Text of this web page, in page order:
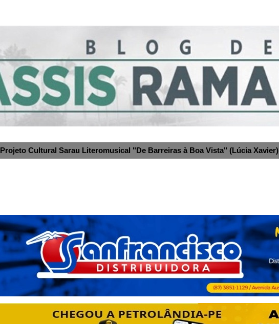
Projeto Cultural Sarau Literomusical "De Barreiras à Boa Vista" (Lúcia Xavier)